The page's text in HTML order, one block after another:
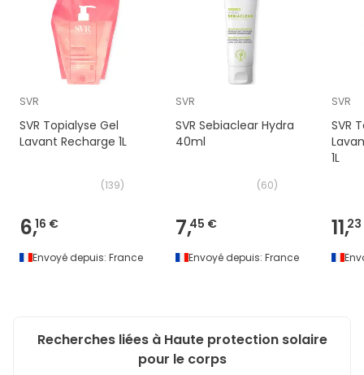
SVR
SVR Topialyse Gel
Lavant Recharge 1L
(139)
6,16 €
Envoyé depuis: France
SVR
SVR Sebiaclear Hydra
40ml
(60)
7,45 €
Envoyé depuis: France
SVR
SVR
1L
11,
Recherches liées à Haute protection solaire
pour le corps